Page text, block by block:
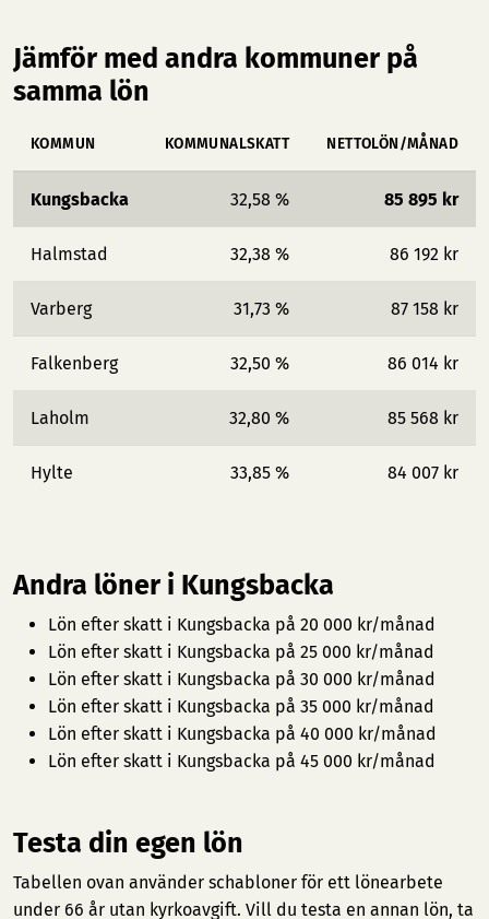
Jämför med andra kommuner på
samma lön
KOMMUN KOMMUNALSKATT NETTOLÖN/MÅNAD
Kungsbacka 32,58 % 85 895 kr
Halmstad 32,38 % 86 192 kr
Varberg 31,73 % 87 158 kr
Falkenberg 32,50 % 86 014 kr
Laholm 32,80 % 85 568 kr
Hylte 33,85 % 84 007 kr
Andra löner i Kungsbacka
Lön efter skatt i Kungsbacka på 20 000 kr/månad
Lön efter skatt i Kungsbacka på 25 000 kr/månad
Lön efter skatt i Kungsbacka på 30 000 kr/månad
Lön efter skatt i Kungsbacka på 35 000 kr/månad
Lön efter skatt i Kungsbacka på 40 000 kr/månad
Lön efter skatt i Kungsbacka på 45 000 kr/månad
Testa din egen lön
Tabellen ovan använder schabloner för ett lönearbete
under 66 år utan kyrkoavgift. Vill du testa en annan lön, ta